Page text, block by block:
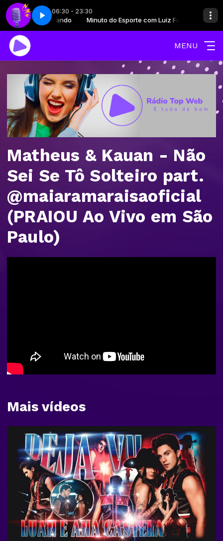
06:30 - 23:30
com Luiz Fernando Minuto do Esporte com Luiz Fernando
3 Jovem guarda - Parte 3
Pires Emoções com Roger Pires
MENU
Matheus & Kauan - Não
Sei Se Tô Solteiro part.
@maiaramaraisaoficial
(PRAIOU Ao Vivo em São
Paulo)
Mais vídeos